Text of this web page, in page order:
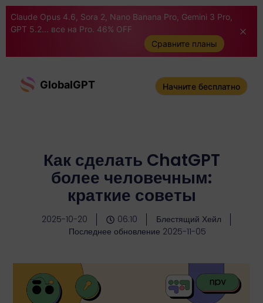
Claude Opus 4.6, Sora 2, Nano Banana Pro, Gemini 3 Pro,
GPT 5.2... все на Pro. 46% OFF
Сравните планы
GlobalGPT Начните бесплатно
Как сделать ChatGPT
более человечным:
краткие советы
2025-10-20 06:10
Блестящий Хейл
Последнее обновление 2025-11-05